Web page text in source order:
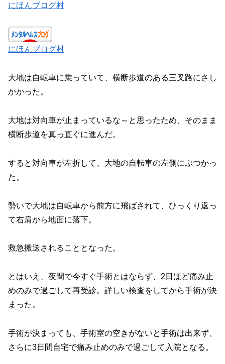
にほんブログ村
にほんブログ村
大地は自転車に乗っていて、横断歩道のある三叉路にさし
かかった。
大地は対向車が止まっているな～と思ったため、そのまま
横断歩道を真っ直ぐに進んだ。
すると対向車が左折して、大地の自転車の左側にぶつかっ
た。
勢いで大地は自転車から前方に飛ばされて、ひっくり返っ
て右肩から地面に落下。
救急搬送されることとなった。
とはいえ、夜間で今すぐ手術とはならず、2日ほど痛み止
めのみで過ごして再受診。詳しい検査をしてから手術が決
まった。
手術が決まっても、手術室の空きがないと手術は出来ず、
さらに3日間自宅で痛み止めのみで過ごして入院となる。